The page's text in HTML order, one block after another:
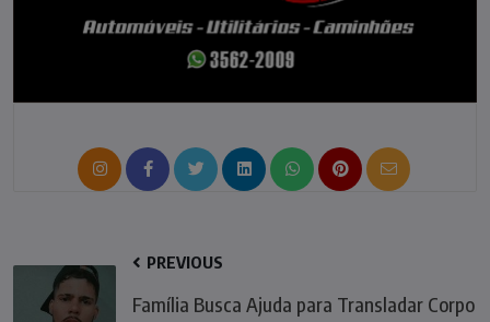
PREVIOUS
Família Busca Ajuda para Transladar Corpo